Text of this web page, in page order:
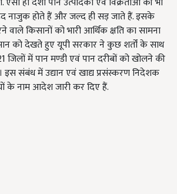
नाजुक होते हैं और जल्द ही सड़ जाते हैं. इसके
किसानों को भारी आर्थिक क्षति का सामना
को देखते हुए यूपी सरकार ने कुछ शर्तों के साथ
जिलों में पान मण्डी एवं पान दरीबों को खोलने की
इस संबंध में उद्यान एवं खाद्य प्रसंस्करण निदेशक
के नाम आदेश जारी कर दिए हैं.